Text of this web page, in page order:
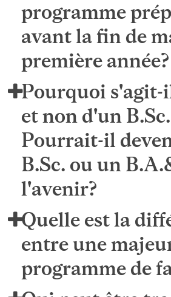
programme
avant la fin de
première année?
Pourquoi s'agit-
et non d'un
Pourrait-il
B.Sc. ou un
l'avenir?
Quelle est la
entre une
programme de